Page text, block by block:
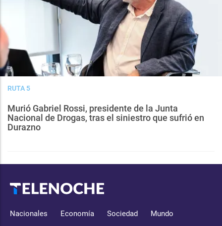
RUTA 5
Murió Gabriel Rossi, presidente de la Junta
Nacional de Drogas, tras el siniestro que sufrió en
Durazno
Nacionales Economía Sociedad Mundo